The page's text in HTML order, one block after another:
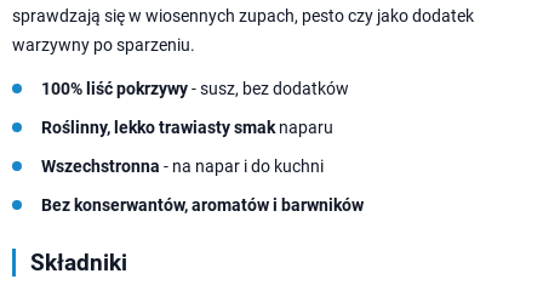
sprawdzają się w wiosennych zupach, pesto czy jako dodatek
warzywny po sparzeniu.
100% liść pokrzywy- susz, bez dodatków
Roślinny, lekko trawiasty smak naparu
Wszechstronna - na napar i do kuchni
Bez konserwantów, aromatów i barwników
Składniki